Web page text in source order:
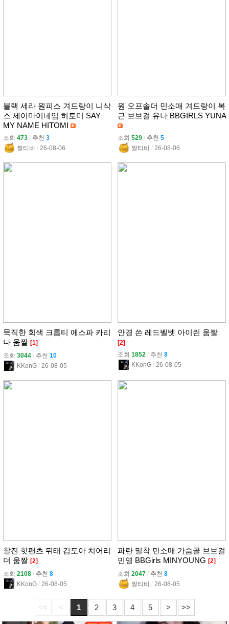
블랙 세라 원피스 겨드랑이 니삭
스 세이마이네임 히토미 SAY
MY NAME HITOMI
조회 473 l 추천 3
짤티비 l 26-08-06
원 오프솔더 민소매 겨드랑이 복
근 브브걸 유나 BBGIRLS YUNA
조회 529 l 추천 5
짤티비 l 26-08-06
묵직한 회색 크롭티 에스파 카리
나 움짤 [1]
조회 3044 l 추천 10
KKonG l 26-08-05
안경 쓴 레드벨벳 아이린 움짤
[2]
조회 1852 l 추천 8
KKonG l 26-08-05
찰진 핫팬츠 뒤태 김도아 치어리
더 움짤 [2]
조회 2108 l 추천 8
KKonG l 26-08-05
파란 밀착 민소매 가슴골 브브걸
민영 BBGirls MINYOUNG [2]
조회 2047 l 추천 8
짤티비 l 26-08-05
<< < 1 2 3 4 5 > >>